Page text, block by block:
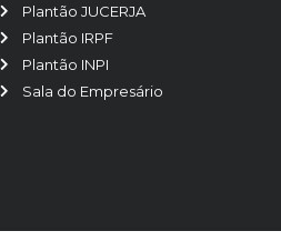
Plantão JUCERJA
Plantão IRPF
Plantão INPI
Sala do Empresário